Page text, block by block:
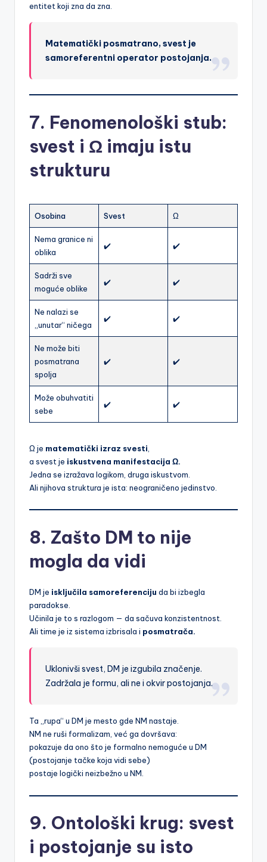
entitet koji zna da zna.
Matematički posmatrano, svest je
samoreferentni operator postojanja.
7. Fenomenološki stub:
svest i Ω imaju istu
strukturu
Osobina Svest Ω
Nema granice ni
oblika
✔️ ✔️
Sadrži sve
moguće oblike
✔️ ✔️
Ne nalazi se
„unutar“ ničega
✔️ ✔️
Ne može biti
posmatrana
spolja
✔️ ✔️
Može obuhvatiti
sebe
✔️ ✔️
Ω je matematički izraz svesti
a svest je iskustvena manifestacija Ω.
Jedna se izražava logikom, druga iskustvom.
Ali njihova struktura je ista: neograničeno jedinstvo.
8. Zašto DM to nije
mogla da vidi
DM je isključila samoreferenciju da bi izbegla
paradokse.
Učinila je to s razlogom — da sačuva konzistentnost.
Ali time je iz sistema izbrisala i posmatrača.
Uklonivši svest, DM je izgubila značenje.
Zadržala je formu, ali ne i okvir postojanja.
Ta „rupa“ u DM je mesto gde NM nastaje.
NM ne ruši formalizam, već ga dovršava:
pokazuje da ono što je formalno nemoguće u DM
(postojanje tačke koja vidi sebe)
postaje logički neizbežno u NM.
9. Ontološki krug: svest
i postojanje su isto